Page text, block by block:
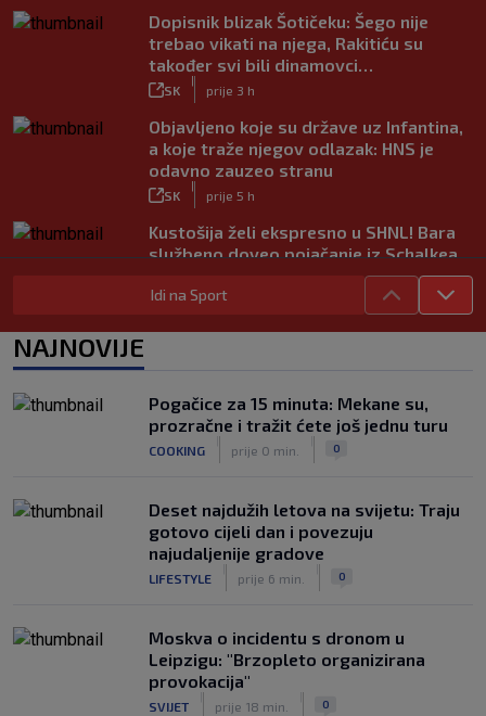
Dopisnik blizak Šotičeku: Šego nije
trebao vikati na njega, Rakitiću su
također svi bili dinamovci…
SK prije 3 h
Objavljeno koje su države uz Infantina,
a koje traže njegov odlazak: HNS je
odavno zauzeo stranu
SK prije 5 h
Kustošija želi ekspresno u SHNL! Bara
službeno doveo pojačanje iz Schalkea
Tomiyasu se vraća u Premier ligu,
postat će suigrač bivšeg Vatrenog
Veliko priznanje za hrvatskog
stručnjaka: Jurica Žuža novi je pomoćni
trener Barcelone
|
prije 2 h
Idi na Sport
NAJNOVIJE
Pogačice za 15 minuta: Mekane su,
prozračne i tražit ćete još jednu turu
COOKING prije 0 min. 0
Deset najdužih letova na svijetu: Traju
gotovo cijeli dan i povezuju
najudaljenije gradove
LIFESTYLE prije 6 min. 0
Moskva o incidentu s dronom u
Leipzigu: "Brzopleto organizirana
provokacija"
SVIJET prije 18 min. 0